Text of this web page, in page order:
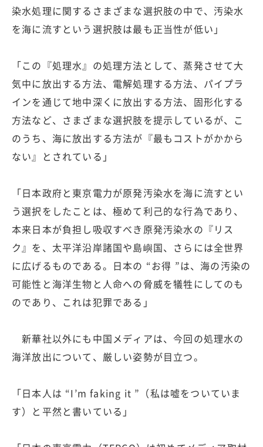
染水処理に関するさまざまな選択肢の中で、汚染水
を海に流すという選択肢は最も正当性が低い」
「この『処理水』の処理方法として、蒸発させて大
気中に放出する方法、電解処理する方法、パイプラ
インを通じて地中深くに放出する方法、固形化する
方法など、さまざまな選択肢を提示しているが、こ
のうち、海に放出する方法が『最もコストがかから
ない』とされている」
「日本政府と東京電力が原発汚染水を海に流すとい
う選択をしたことは、極めて利己的な行為であり、
本来日本が負担し吸収すべき原発汚染水の『リス
ク』を、太平洋沿岸諸国や島嶼国、さらには全世界
に広げるものである。日本の “お得 ”は、海の汚染の
可能性と海洋生物と人命への脅威を犠牲にしてのも
のであり、これは犯罪である」
新華社以外にも中国メディアは、今回の処理水の
海洋放出について、厳しい姿勢が目立つ。
「日本人は “I’m faking it ”（私は嘘をついていま
す）と平然と書いている」